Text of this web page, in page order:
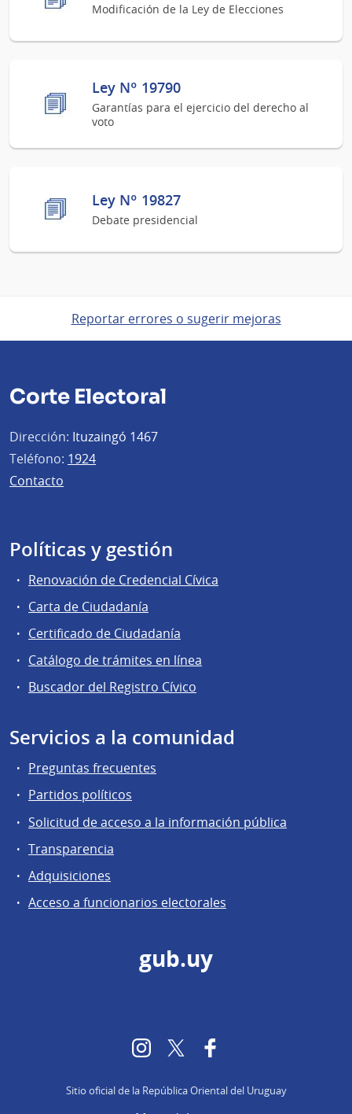
Modificación de la Ley de Elecciones
Ley Nº 19790
Garantías para el ejercicio del derecho al
voto
Ley Nº 19827
Debate presidencial
Reportar errores o sugerir mejoras
Corte Electoral
Dirección: Ituzaingó 1467
Teléfono: 1924
Contacto
Políticas y gestión
Renovación de Credencial Cívica
Carta de Ciudadanía
Certificado de Ciudadanía
Catálogo de trámites en línea
Buscador del Registro Cívico
Servicios a la comunidad
Preguntas frecuentes
Partidos políticos
Solicitud de acceso a la información pública
Transparencia
Adquisiciones
Acceso a funcionarios electorales
gub.uy
Instagram
Twitter
Sitio oficial de la República Oriental del Uruguay